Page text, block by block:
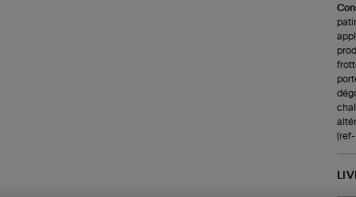
(ref-